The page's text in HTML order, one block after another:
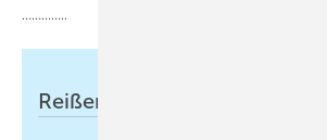
…………..
Reißerische Berichterstattung